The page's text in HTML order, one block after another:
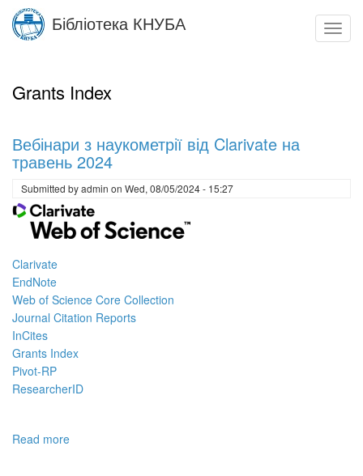
Skip
main
Бібліотека КНУБА
Grants Index
Вебінари з наукометрії від Clarivate на
травень 2024
Submitted byadmin on Wed, 08/05/2024 - 15:27
Clarivate
EndNote
Web of Science Core Collection
Journal Citation Reports
InCites
Grants Index
Pivot-RP
ResearcherID
Read more